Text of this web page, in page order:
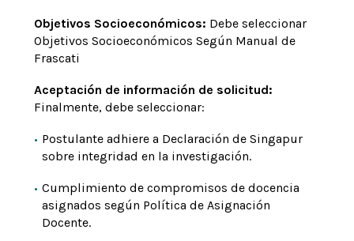
Objetivos Socioeconómicos: Debe seleccionar
Objetivos Socioeconómicos Según Manual de
Frascati
Aceptación de información de solicitud:
Finalmente, debe seleccionar:
Postulante adhiere a Declaración de Singapur
sobre integridad en la investigación.
Cumplimiento de compromisos de docencia
asignados según Política de Asignación
Docente.